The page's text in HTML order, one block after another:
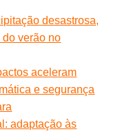
desastrosa,
do verão no
aceleram
e segurança
adaptação às